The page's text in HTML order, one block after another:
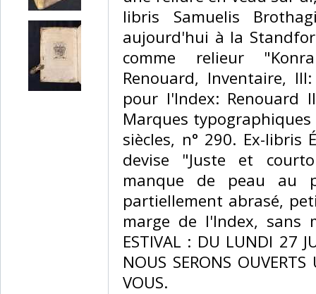
libris Samuelis
aujourd'hui à la
comme relieur
Renouard, Inventaire,
pour l'Index: Renouard
Marques typographiques
siècles, n° 290. Ex-libris
devise "Juste et
manque de peau au
partiellement abrasé,
marge de l'Index, sans
ESTIVAL : DU LUNDI 27
NOUS SERONS
VOUS.‎